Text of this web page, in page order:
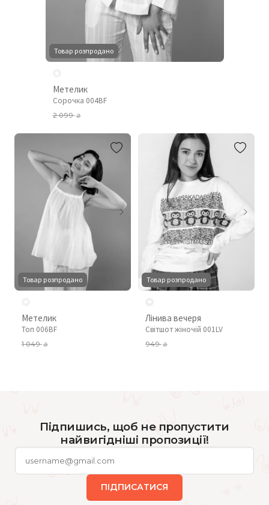
Товар розпродано
Метелик
Сорочка 004BF
2 099₴
Товар розпродано
Метелик
Топ 006BF
1 049₴
Товар розпродано
Лінива вечеря
Світшот жіночій 001LV
949₴
Підпишись, щоб не пропустити
найвигідніші пропозиції!
ПІДПИСАТИСЯ